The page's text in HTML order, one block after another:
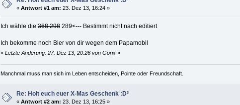
«Antwort #1 am: 23. Dez 13, 16:24 »
Ich wähle die368298289<--- Bestimmt nicht nach editiert
Ich bekomme noch Bier von dir wegen dem Papamobil
« Letzte Änderung: 27. Dez 13, 20:26 von Gorix»
Manchmal muss man sich im Leben entscheiden, Pointe oder Freundschaft.
Re: Holt euch euer X-Mas Geschenk :D³
«Antwort #2 am: 23. Dez 13, 16:25 »